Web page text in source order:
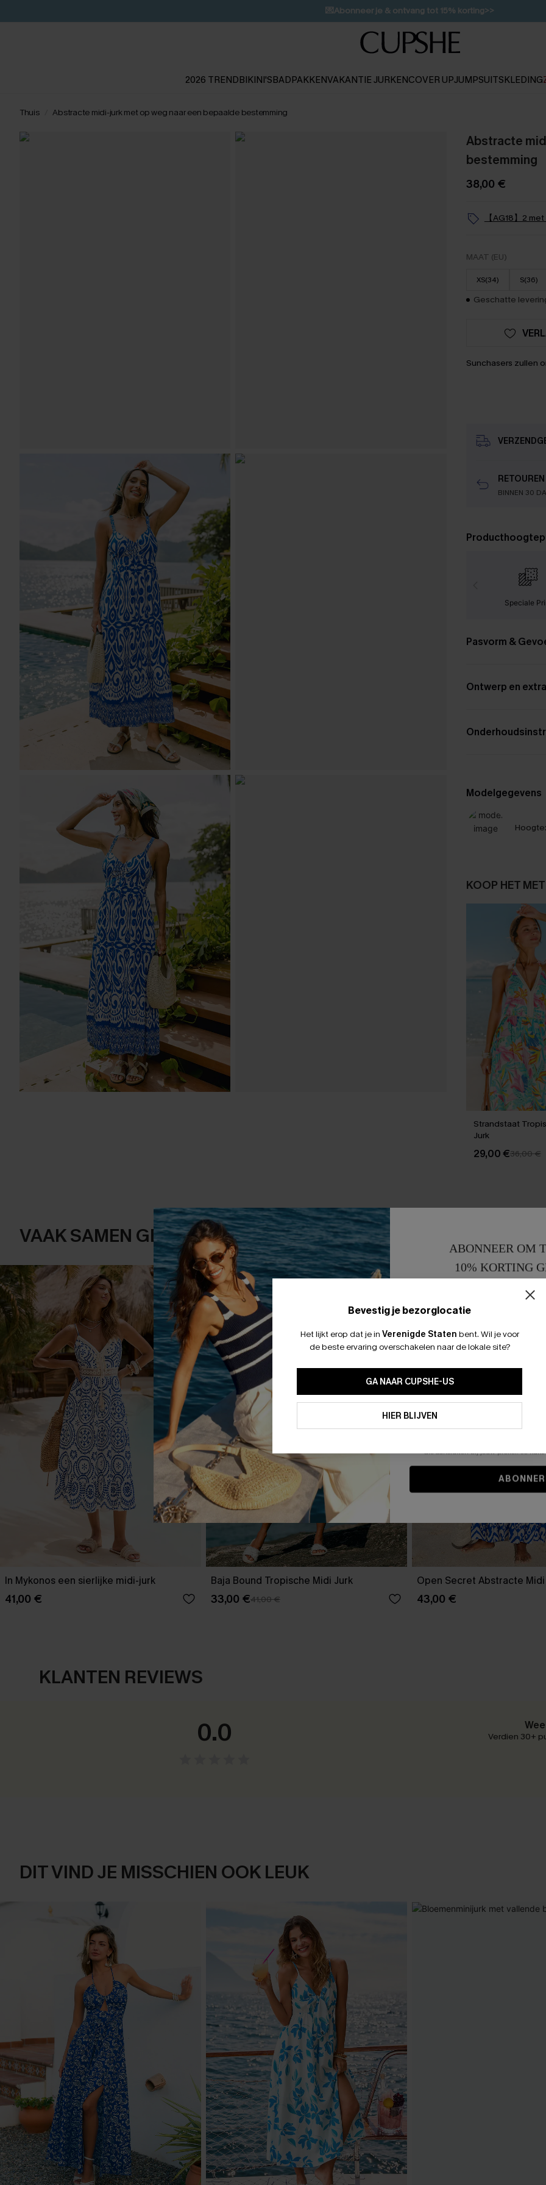
💌Abonneer je & ontvang tot 15% korting>>
Koop 3, krijg 15% korting | CODE: SW15
2026 TRENDBIKINI'SBADPAKKENVAKANTIE JURKENCOVER UPJUMPSUITSKLEDING
Thuis Abstracte midi-jurk met op weg naar een bepaalde bestemming
Abstracte
bestemming
38,00 €
【AG18】2
MAAT (EU)
XS(34) S(36)
Geschatte
Sunchasers zullen
RETOUREN
BINNEN 30
Speciale
Pasvorm &
Ontwerp en
Modelgegevens
Hoogte:
KOOP HET MET
Strandstaat
Jurk
29,00 €36,00 €
VAAK SAMEN GEKOCHT
In Mykonos een sierlijke midi-jurk
41,00 €
Baja Bound Tropische Midi Jurk
33,00 €41,00 €
Open Secret Abstracte
43,00 €
KLANTEN REVIEWS
0.0 Verdien 30+
DIT VIND JE MISSCHIEN OOK LEUK
Bevestig je bezorglocatie
Het lijkt erop dat je in Verenigde Staten bent. Wil je voor
de beste ervaring overschakelen naar de lokale site?
GA NAAR CUPSHE-US
HIER BLIJVEN
ABONNEER OM
10% KORTING
15%
Door je contactgegevens in te
Algemene
stemt er tevens mee in om
en gepersonaliseerde
winkelwagen) en e-mails van
niet vereist voor een aankoop. We
informatie gebruiken om producten
die aansluiten bij jouw profiel. Je